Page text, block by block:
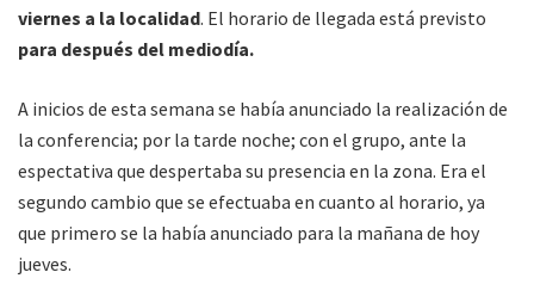
viernes a la localidad. El horario de llegada está previsto
para después del mediodía.
A inicios de esta semana se había anunciado la realización de
la conferencia; por la tarde noche; con el grupo, ante la
espectativa que despertaba su presencia en la zona. Era el
segundo cambio que se efectuaba en cuanto al horario, ya
que primero se la había anunciado para la mañana de hoy
jueves.